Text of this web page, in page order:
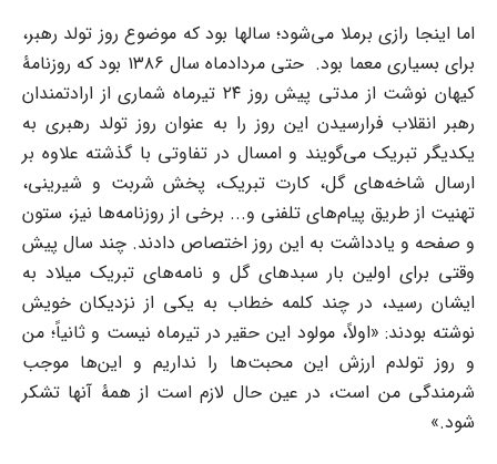
اما اینجا رازی برملا می‌شود؛ سالها بود که موضوع روز تولد رهبر،
برای بسیاری معما بود. حتی مردادماه سال ۱۳۸۶ بود که روزنامۀ
کیهان نوشت از مدتی پیش روز ۲۴ تیرماه شماری از ارادتمندان
رهبر انقلاب فرارسیدن این روز را به عنوان روز تولد رهبری به
یکدیگر تبریک می‌گویند و امسال در تفاوتی با گذشته علاوه بر
ارسال شاخه‌های گل، کارت تبریک، پخش شربت و شیرینی،
تهنیت از طریق پیام‌های تلفنی و... برخی از روزنامه‌ها نیز، ستون
و صفحه و یادداشت به این روز اختصاص دادند. چند سال پیش
وقتی برای اولین بار سبدهای گل و نامه‌های تبریک میلاد به
ایشان رسید، در چند کلمه خطاب به یکی از نزدیکان خویش
نوشته بودند: «اولاً، مولود این حقیر در تیرماه نیست و ثانیاً؛ من
و روز تولدم ارزش این محبت‌ها را نداریم و این‌ها موجب
شرمندگی من است، در عین حال لازم است از همۀ آنها تشکر
شود.»